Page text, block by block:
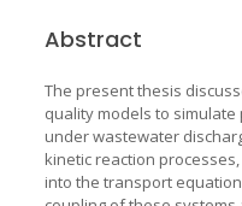
Abstract
The present thesis
quality models to simulate
under wastewater
kinetic reaction
into the transport